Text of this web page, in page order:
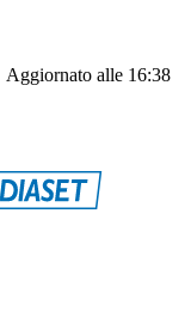
Aggiornato alle 16:38